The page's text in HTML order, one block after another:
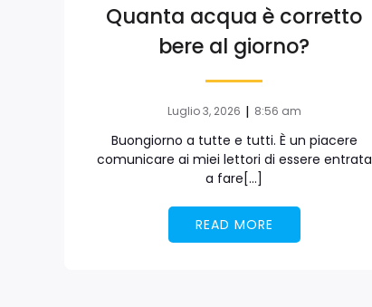
Quanta acqua è corretto
bere al giorno?
Luglio 3, 2026 | 8:56 am
Buongiorno a tutte e tutti. È un piacere
comunicare ai miei lettori di essere entrata
a fare[…]
READ MORE